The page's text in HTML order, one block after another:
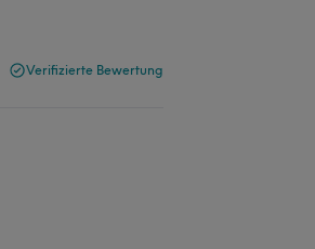
Verifizierte Bewertung